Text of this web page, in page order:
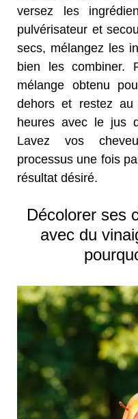
versez les
pulvérisateur et
secs, mélangez les
bien les combiner.
mélange obtenu
dehors et restez
heures avec le jus
Lavez vos
processus une fois
résultat désiré.
Décolorer ses
avec du